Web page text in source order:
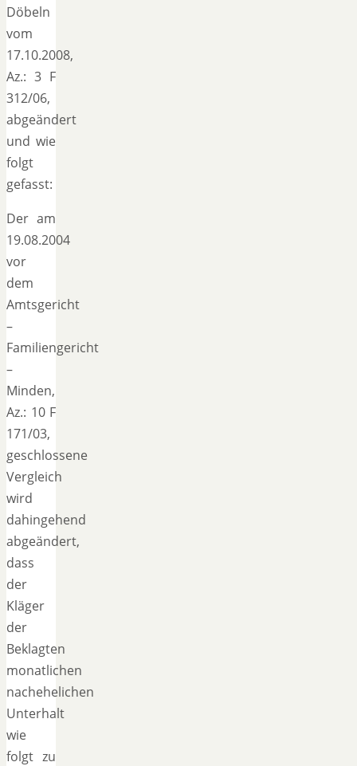
Döbeln
vom
17.10.2008,
Az.: 3 F
312/06,
abgeändert
und wie
folgt
gefasst:
Der am
19.08.2004
vor
dem
Amtsgericht
–
Familiengericht
–
Minden,
Az.: 10 F
171/03,
geschlossene
Vergleich
wird
dahingehend
abgeändert,
dass
der
Kläger
der
Beklagten
monatlichen
nachehelichen
Unterhalt
wie
folgt zu